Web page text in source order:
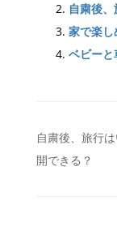
自粛後
家で楽し
ベビーと
投
稿
自粛後、旅行
開できる？